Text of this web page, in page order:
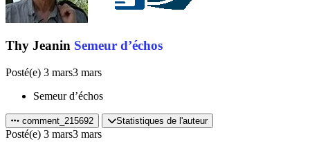
Thy Jeanin Semeur d’échos
Posté(e) 3 mars3 mars
Semeur d’échos
comment_215692 Statistiques de l'auteur
Posté(e) 3 mars3 mars